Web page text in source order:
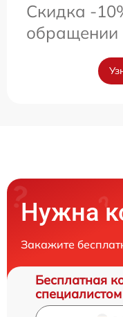
Скидка -
обращении
Нужна
Закажите
Бесплатная
специалистом